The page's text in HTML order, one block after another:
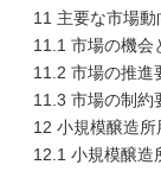
11 主要な市場
11.1 市場の機会
11.2 市場の推進
11.3 市場の制約
12 小規模醸造
12.1 小規模醸造